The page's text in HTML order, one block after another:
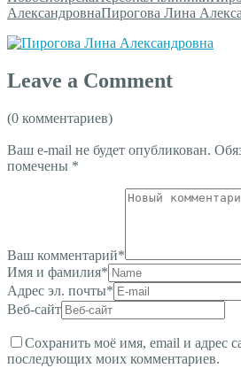
АлександровнаПирогова Лина
Leave a Comment
(0 комментариев)
Ваш e-mail не будет опубликован.
помечены *
Ваш комментарий*
Имя и фамилия*
Адрес эл. почты*
Веб-сайт
Сохранить моё имя, email и адрес
последующих моих комментариев.